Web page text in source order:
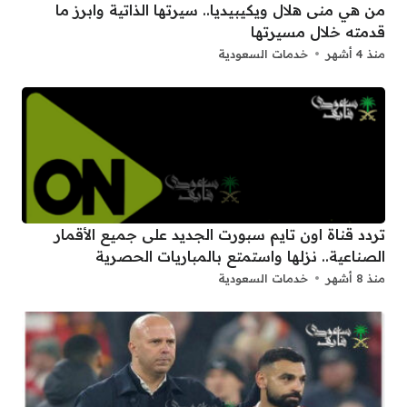
من هي منى هلال ويكيبيديا.. سيرتها الذاتية وابرز ما
قدمته خلال مسيرتها
منذ 4 أشهر خدمات السعودية
تردد قناة اون تايم سبورت الجديد على جميع الأقمار
الصناعية.. نزلها واستمتع بالمباريات الحصرية
منذ 8 أشهر خدمات السعودية